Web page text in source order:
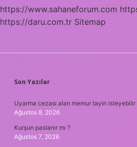
https://www.sahaneforum.com
https://daru.com.tr Sitemap
SIDEBAR
Son Yazılar
Uyarma cezası alan memur tayin isteyebilir
Ağustos 8, 2026
Kurşun paslanır mı ?
Ağustos 7, 2026